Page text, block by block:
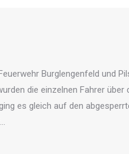
Burglengenfeld und
die einzelnen Fahrer über
es gleich auf den